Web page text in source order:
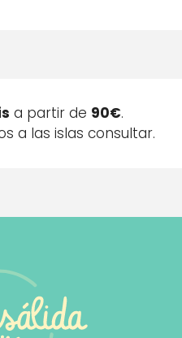
a partir de 90€.
a las islas consultar.